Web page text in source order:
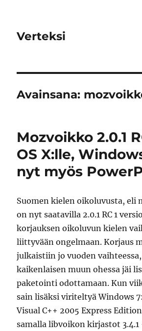
Verteksi
Avainsana:
Mozvoikko 2.0.1
OS X:lle,
nyt myös
Suomen kielen oikoluvusta, eli
on nyt saatavilla 2.0.1 RC 1
korjauksen oikoluvun kielen
liittyvään ongelmaan. Korjaus
julkaistiin jo vuoden
kaikenlaisen muun ohessa jäi
paketointi odottamaan. Kun
sain lisäksi viriteltyä Windows
Visual C++ 2005 Express
samalla libvoikon kirjastot